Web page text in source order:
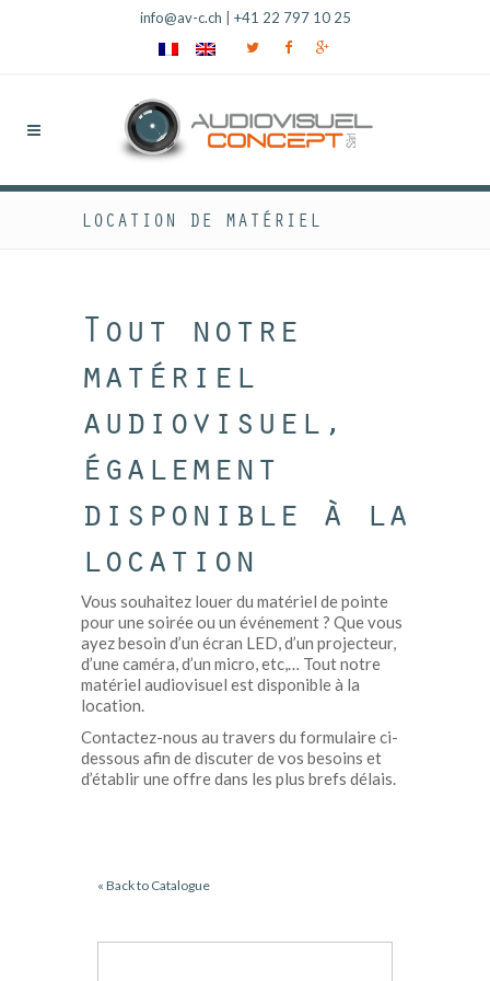
info@av-c.ch +41 22 797 10 25
LOCATION DE MATÉRIEL
Tout notre
matériel
audiovisuel,
également
disponible à la
location
Vous souhaitez louer du matériel de pointe
pour une soirée ou un événement ? Que vous
ayez besoin d’un écran LED, d’un projecteur,
d’une caméra, d’un micro, etc,… Tout notre
matériel audiovisuel est disponible à la
location.
Contactez-nous au travers du formulaire ci-
dessous afin de discuter de vos besoins et
d’établir une offre dans les plus brefs délais.
« Back to Catalogue